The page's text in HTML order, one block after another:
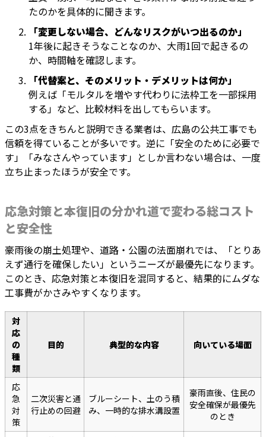
たのかを具体的に聞きます。
「変更しない場合、どんなリスクがいつ出るのか」
1年後に起きそうなことなのか、大雨1回で起きるの
か、時間軸を確認します。
「代替案と、そのメリット・デメリットは何か」
例えば「モルタルを増やす代わりに法枠工を一部採用
する」など、比較材料を出してもらいます。
この3点をきちんと説明できる業者は、広島の公共工事でも
信頼を得ていることが多いです。逆に「安全のために必要で
す」「みなさんやっています」としか言わない場合は、一度
立ち止まったほうが安全です。
応急対策と本復旧の分かれ道で変わる総コスト
と安全性
豪雨後の崩土処理や、道路・公園の法面崩れでは、「とりあ
えず通行を確保したい」というニーズが最優先になります。
このとき、応急対策と本復旧を混同すると、結果的にムダな
工事費がかさみやすくなります。
対
応
の
種
類
目的 典型的な内容 向いている場面
応
急
対
策
二次災害と通
行止めの回避
ブルーシート、土のう積
み、一時的な排水溝設置
豪雨直後、住民の
安全確保が最優先
のとき